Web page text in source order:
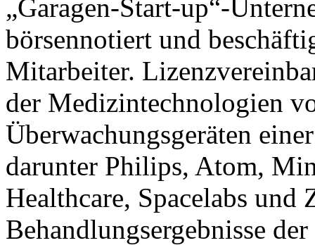
„Garagen-Start-up“-
börsennotiert und
Mitarbeiter.
der Medizintechnologien
Überwachungsgeräten
darunter Philips, Atom,
Healthcare, Spacelabs
Behandlungsergebnisse